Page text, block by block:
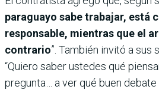
paraguayo sabe trabajar, está
responsable, mientras que el
contrario”. También invitó a sus
“Quiero saber ustedes qué
pregunta… a ver qué buen debate